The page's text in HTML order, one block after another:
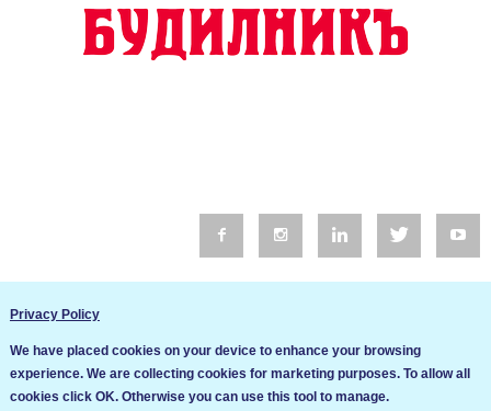
Общи условия
Privacy Policy
We have placed cookies on your device to enhance your browsing
experience. We are collecting cookies for marketing purposes. To allow all
cookies click OK. Otherwise you can use this tool to manage.
Ние използваме бисквитки за да подобрим услугите си. Ако
продължите да посещавате този сайт, ние приемаме, че се